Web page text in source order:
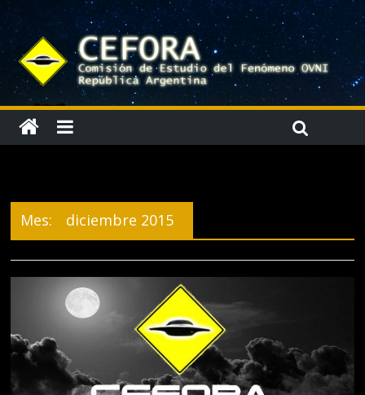
Mes: diciembre 2015